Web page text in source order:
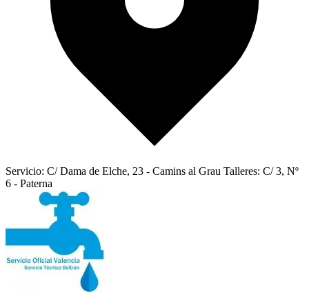
Servicio: C/ Dama de Elche, 23 - Camins al Grau Talleres: C/ 3, Nº
6 - Paterna